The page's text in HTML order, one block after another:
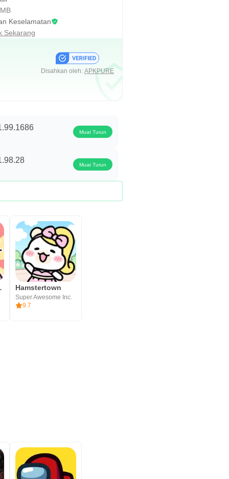
Keselamatan
Sekarang
Disahkan oleh: APKPURE
Muat Turun
Muat Turun
Hamstertown
Super Awesome Inc.
9.7